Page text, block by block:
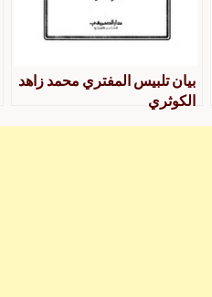
بيان تلبيس المفتري محمد زاهد
الكوثري